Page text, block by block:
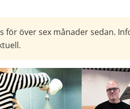
för över sex månader sedan.